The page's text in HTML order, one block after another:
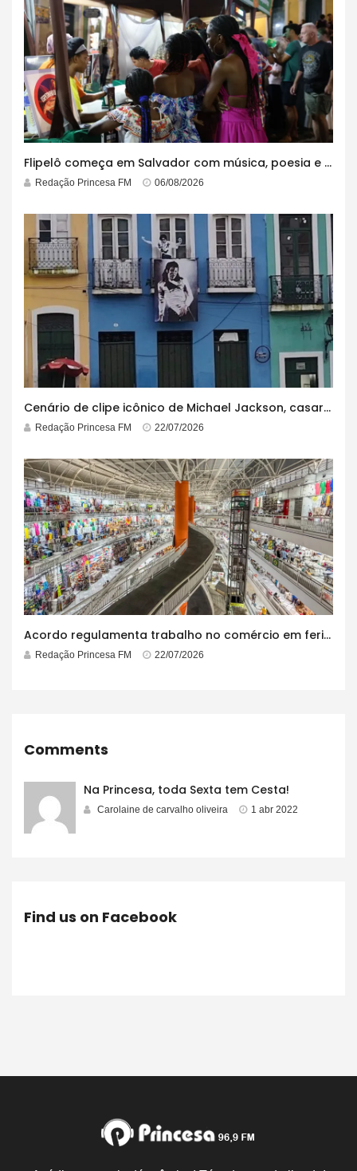
Flipelô começa em Salvador com música, poesia e grande participação
Redação Princesa FM 06/08/2026
Cenário de clipe icônico de Michael Jackson, casarão azul no centro do Pelourinho enfrenta ordem de desocupação
Redação Princesa FM 22/07/2026
Acordo regulamenta trabalho no comércio em feriados
Redação Princesa FM 22/07/2026
Comments
Na Princesa, toda Sexta tem Cesta!
Carolaine de carvalho oliveira 1 abr 2022
Find us on Facebook